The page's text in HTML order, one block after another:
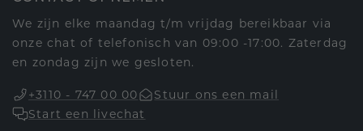
We zijn elke maandag t/m vrijdag bereikbaar via
onze chat of telefonisch van 09:00 -17:00. Zaterdag
en zondag zijn we gesloten.
+3110 - 747 00 00
Stuur ons een mail
Start een livechat